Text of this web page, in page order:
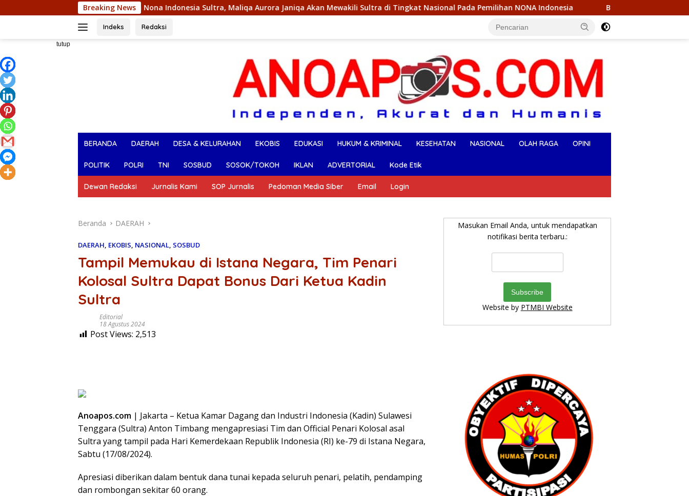
ke
Breaking News
Juara I Pemilihan Nona Indonesia Sultra, Maliqa Aurora Janiqa Akan Mewakili Sultra di Tingkat Nasional Pada Pemilihan NONA Indonesia Bupati Ikbar Dan Wabup Konut Sambut
Indeks Redaksi
tutup
BERANDA DAERAH DESA & KELURAHAN EKOBIS EDUKASI HUKUM & KRIMINAL KESEHATAN NASIONAL OLAH RAGA OPINI
POLITIK POLRI TNI SOSBUD SOSOK/TOKOH IKLAN ADVERTORIAL Kode Etik
Dewan Redaksi Jurnalis Kami SOP Jurnalis Pedoman Media Siber Email Login
Beranda DAERAH
DAERAH, EKOBIS, NASIONAL, SOSBUD
Tampil Memukau di Istana Negara, Tim Penari
Kolosal Sultra Dapat Bonus Dari Ketua Kadin
Sultra
Editorial
18 Agustus 2024
Post Views: 2,513
Anoapos.com | Jakarta – Ketua Kamar Dagang dan Industri Indonesia (Kadin) Sulawesi
Tenggara (Sultra) Anton Timbang mengapresiasi Tim dan Official Penari Kolosal asal
Sultra yang tampil pada Hari Kemerdekaan Republik Indonesia (RI) ke-79 di Istana Negara,
Sabtu (17/08/2024).
Apresiasi diberikan dalam bentuk dana tunai kepada seluruh penari, pelatih, pendamping
dan rombongan sekitar 60 orang.
Masukan Email Anda, untuk mendapatkan
notifikasi berita terbaru.:
Website by PTMBI Website